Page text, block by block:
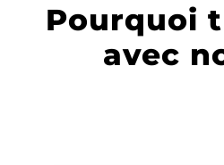
Pourquoi
avec